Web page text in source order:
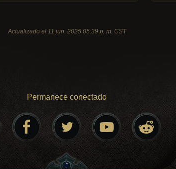
Actualizado el 11 jun. 2025 05:39 p. m. CST
Permanece conectado